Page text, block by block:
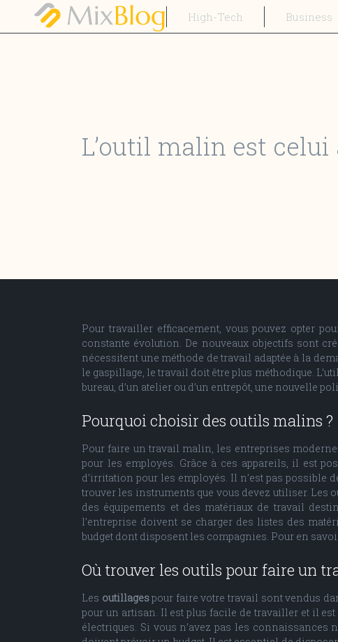
High-Tech Business
L’outil malin est
Pour travailler efficacement, vous pouvez opter
constante évolution. De nouveaux objectifs sont
nécessitent une méthode de travail adaptée à la
le gaspillage, le travail doit être plus méthodique.
bureau, d’un atelier ou d’un entrepôt, une nouvelle
Pourquoi choisir des outils malins ?
Pour faire un travail malin, les entreprises
pour les employés. Grâce à ces appareils, il est
d’irritation pour les employés. Il n’est pas
trouver les instruments que vous devez utiliser. Les
des équipements et des matériaux de travail
l’entreprise doivent se charger des listes des
budget dont disposent les compagnies. Pour en
Où trouver les outils pour faire un
Les outillagespour faire votre travail sont vendus
pour un artisan. Il est plus facile de travailler et il
électriques. Si vous n’avez pas les connaissances